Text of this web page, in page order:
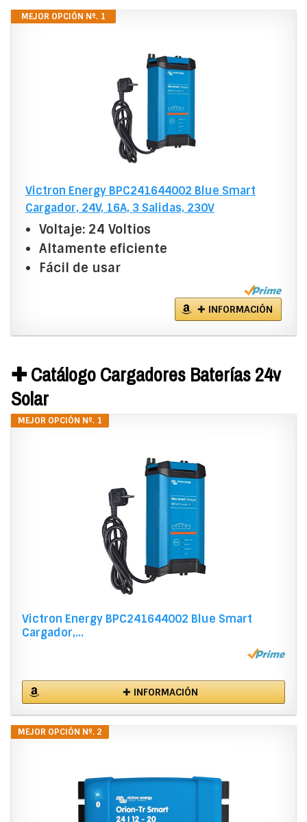
MEJOR OPCIÓN Nº. 1
Victron Energy BPC241644002 Blue Smart
Cargador, 24V, 16A, 3 Salidas, 230V
Voltaje: 24 Voltios
Altamente eficiente
Fácil de usar
✚ INFORMACIÓN
✚ Catálogo Cargadores Baterías 24v
Solar
MEJOR OPCIÓN Nº. 1
Victron Energy BPC241644002 Blue Smart
Cargador,...
✚ INFORMACIÓN
MEJOR OPCIÓN Nº. 2